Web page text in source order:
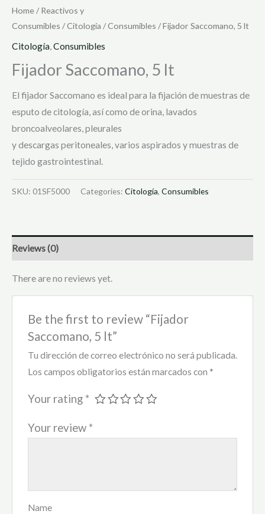
Home/Reactivos y
Consumibles /Citología /Consumibles / Fijador Saccomano, 5 lt
Citología,Consumibles
Fijador Saccomano, 5 lt
El fijador Saccomano es ideal para la fijación de muestras de
esputo de citología, así como de orina, lavados
broncoalveolares, pleurales
y descargas peritoneales, varios aspirados y muestras de
tejido gastrointestinal.
SKU: 01SF5000 Categories: Citología, Consumibles
Reviews (0)
There are no reviews yet.
Be the first to review “Fijador
Saccomano, 5 lt”
Tu dirección de correo electrónico no será publicada.
Los campos obligatorios están marcados con *
Your rating *
Your review *
Name